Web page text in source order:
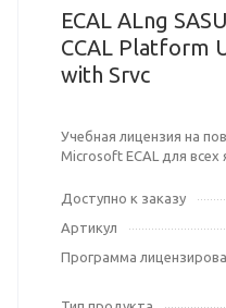
ECAL ALng
CCAL Platform
with Srvc
Учебная лицензия на
Microsoft ECAL для
Доступно к заказу
Артикул
Программа